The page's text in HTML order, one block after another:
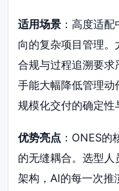
适用场景 ：高度适
向的复杂项目管理
合规与过程追溯要求
手能大幅降低管理
规模化交付的确定性
优势亮点 ：ONES
的无缝耦合。选型人
架构，AI的每一次推